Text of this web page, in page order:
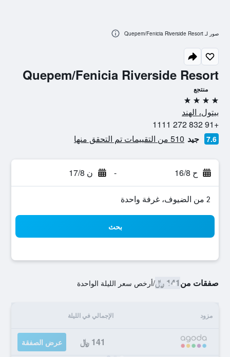
Quepem/Fenicia Riverside Resort
منتجع
4 نجوم
بيتول، الهند
+91 832 272 1111
7.6 جيد 510 من التقييمات تم التحقق منها
ح 16/8 - ن 17/8
2 من الضيوف، غرفة واحدة
بحث
صفقات من141 ﷼ /أرخص سعر الليلة الواحدة
مزود الإجمالي في الليلة
141 ﷼ عرض الصفقة
صور لـ Quepem/Fenicia Riverside Resort